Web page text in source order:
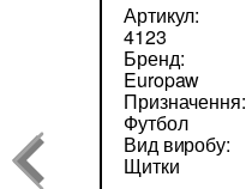
Артикул:
4123
Бренд:
Europaw
Призначення:
Футбол
Вид виробу:
Щитки